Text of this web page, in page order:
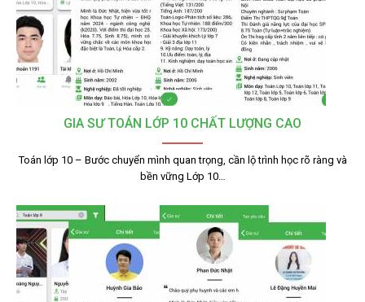
GIA SƯ TOÁN LỚP 10 CHẤT LƯỢNG CAO
Toán lớp 10 – Bước chuyển mình quan trọng, cần lộ trình học rõ ràng và
bền vững Lớp 10…